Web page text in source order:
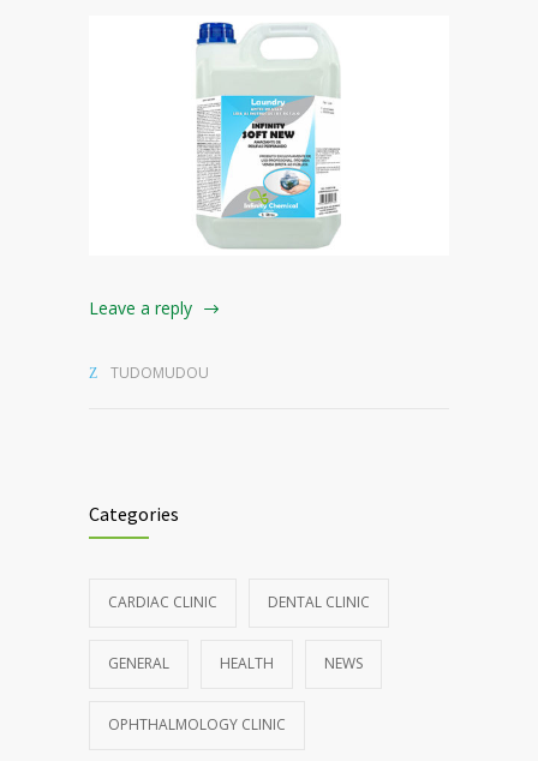
Leave a reply
TUDOMUDOU
Categories
CARDIAC CLINIC DENTAL CLINIC
GENERAL HEALTH NEWS
OPHTHALMOLOGY CLINIC